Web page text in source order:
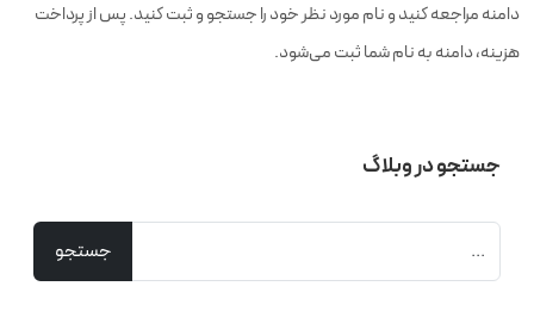
دامنه مراجعه کنید و نام مورد نظر خود را جستجو و ثبت کنید. پس از پرداخت
هزینه، دامنه به نام شما ثبت می‌شود.
جستجو در وبلاگ